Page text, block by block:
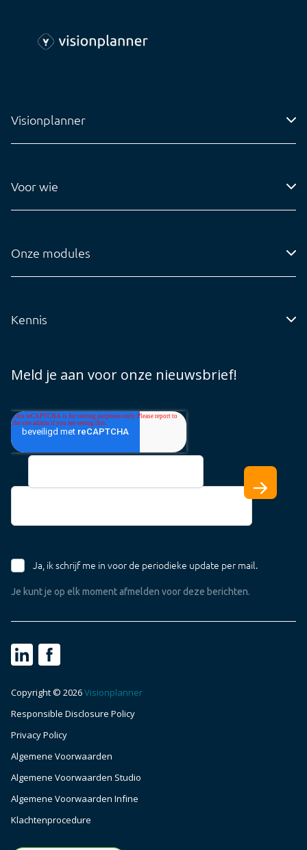
Login NL
Meld je aan voor onze nieuwsbrief!
Ja, ik schrijf me in voor de periodieke update per mail.
Je kunt je op elk moment afmelden voor deze berichten.
Visionplanner
Contact
Tel: 0318-545020
info@visionplanner.com
Voor wie
Accountantskantoren
Ondernemingen
Onze modules
Compilation
Audit
Tarieven
Kennis
Whitepapers
Support Offline
Copyright © 2026Visionplanner
Responsible Disclosure Policy
Privacy Policy
Algemene Voorwaarden
Algemene Voorwaarden Studio
Algemene Voorwaarden Infine
Klachtenprocedure